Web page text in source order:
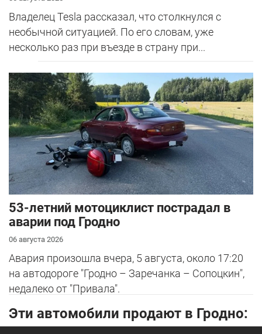
Владелец Tesla рассказал, что столкнулся с
необычной ситуацией. По его словам, уже
несколько раз при въезде в страну при...
53-летний мотоциклист пострадал в
аварии под Гродно
06 августа 2026
Авария произошла вчера, 5 августа, около 17:20
на автодороге "Гродно – Заречанка – Сопоцкин",
недалеко от "Привала".
Эти автомобили продают в Гродно: